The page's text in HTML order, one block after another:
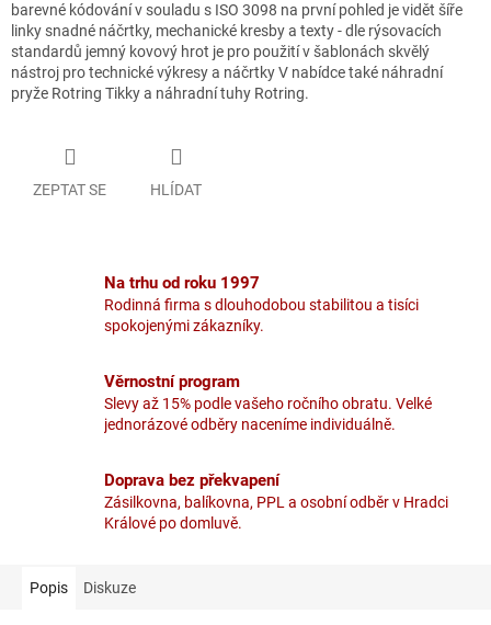
barevné kódování v souladu s ISO 3098 na první pohled je vidět šíře
linky snadné náčrtky, mechanické kresby a texty - dle rýsovacích
standardů jemný kovový hrot je pro použití v šablonách skvělý
nástroj pro technické výkresy a náčrtky V nabídce také náhradní
pryže Rotring Tikky a náhradní tuhy Rotring.
ZEPTAT SE HLÍDAT
Na trhu od roku 1997
Rodinná firma s dlouhodobou stabilitou a tisíci
spokojenými zákazníky.
Věrnostní program
Slevy až 15% podle vašeho ročního obratu. Velké
jednorázové odběry naceníme individuálně.
Doprava bez překvapení
Zásilkovna, balíkovna, PPL a osobní odběr v Hradci
Králové po domluvě.
Popis Diskuze